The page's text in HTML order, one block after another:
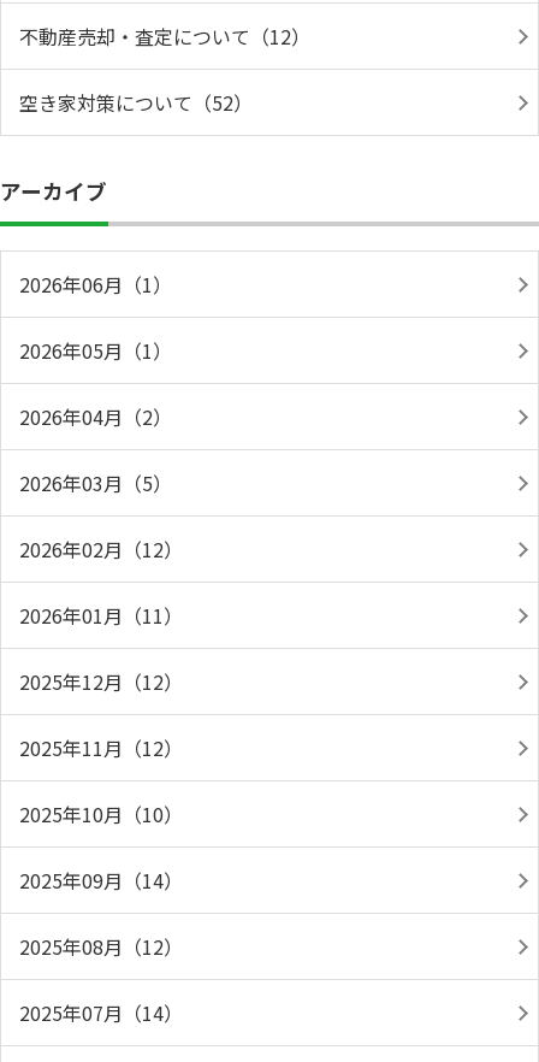
不動産売却・査定について（12）
空き家対策について（52）
アーカイブ
2026年06月（1）
2026年05月（1）
2026年04月（2）
2026年03月（5）
2026年02月（12）
2026年01月（11）
2025年12月（12）
2025年11月（12）
2025年10月（10）
2025年09月（14）
2025年08月（12）
2025年07月（14）